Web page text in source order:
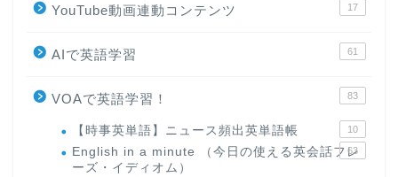
YouTube動画連動コンテンツ 17
AIで英語学習 61
VOAで英語学習！ 83
【時事英単語】ニュース頻出英単語帳 10
English in a minute （今日の使える英会話フレ
ーズ・イディオム）
63